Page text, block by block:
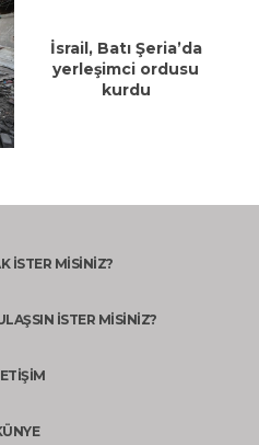
İsrail, Batı Şeria’da
yerleşimci ordusu
kurdu
İSTER MİSİNİZ?
İSTER MİSİNİZ?